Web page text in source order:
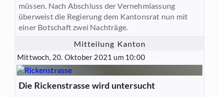
müssen. Nach Abschluss der Vernehmlassung
überweist die Regierung dem Kantonsrat nun mit
einer Botschaft zwei Nachträge.
Mitteilung Kanton
Mittwoch, 20. Oktober 2021 um 10:00
Die Rickenstrasse wird untersucht